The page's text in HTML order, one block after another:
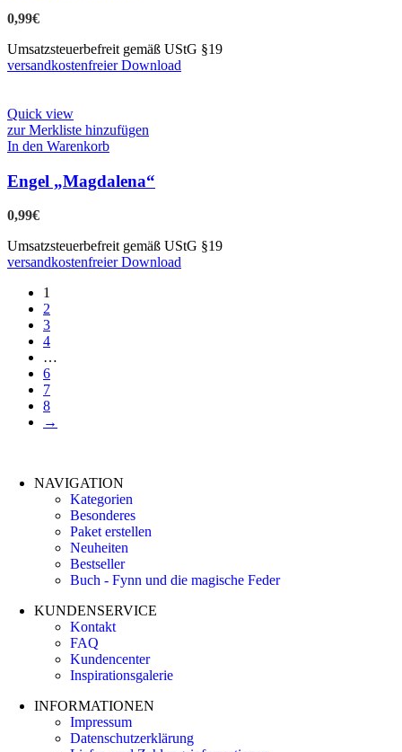
0,99€
Umsatzsteuerbefreit gemäß UStG §19
versandkostenfreier Download
Quick view
zur Merkliste hinzufügen
In den Warenkorb
Engel „Magdalena“
0,99€
Umsatzsteuerbefreit gemäß UStG §19
versandkostenfreier Download
1
2
3
4
…
6
7
8
→
NAVIGATION
Kategorien
Besonderes
Paket erstellen
Neuheiten
Bestseller
Buch - Fynn und die magische Feder
KUNDENSERVICE
Kontakt
FAQ
Kundencenter
Inspirationsgalerie
INFORMATIONEN
Impressum
Datenschutzerklärung